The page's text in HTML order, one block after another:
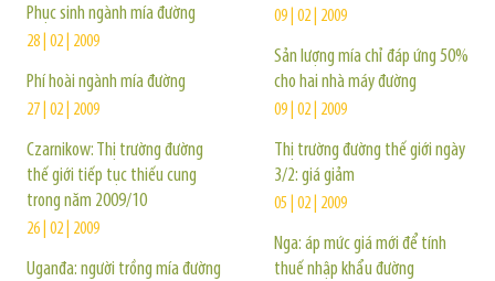
Phục sinh ngành mía đường
28 | 02 | 2009
Phí hoài ngành mía đường
27 | 02 | 2009
Czarnikow: Thị trường đường
thế giới tiếp tục thiếu cung
trong năm 2009/10
26 | 02 | 2009
Uganđa: người trồng mía đường
09 | 02 | 2009
Sản lượng mía chỉ đáp ứng 50%
cho hai nhà máy đường
09 | 02 | 2009
Thị trường đường thế giới ngày
3/2: giá giảm
05 | 02 | 2009
Nga: áp mức giá mới để tính
thuế nhập khẩu đường